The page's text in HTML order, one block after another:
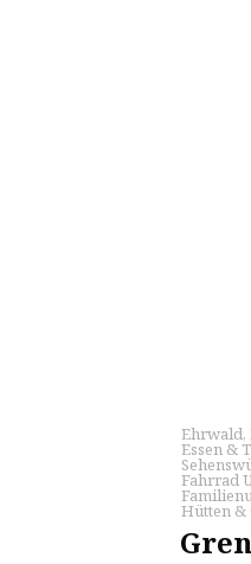
Ehrwald,
Essen &
Fahrrad
Hütten &